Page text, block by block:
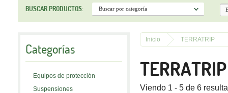
BUSCAR PRODUCTOS:
Categorías
Equipos de protección
Suspensiones
Inicio TERRATRIP
TERRATRIP
Viendo 1 - 5 de 6